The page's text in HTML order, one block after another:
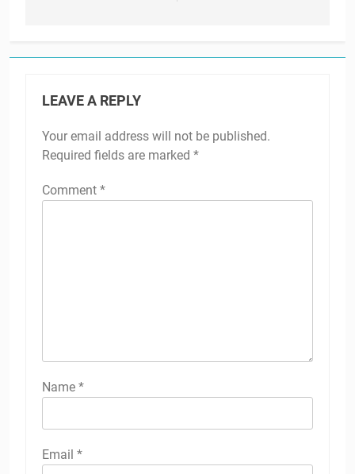
LEAVE A REPLY
Your email address will not be published.
Required fields are marked *
Comment *
Name *
Email *